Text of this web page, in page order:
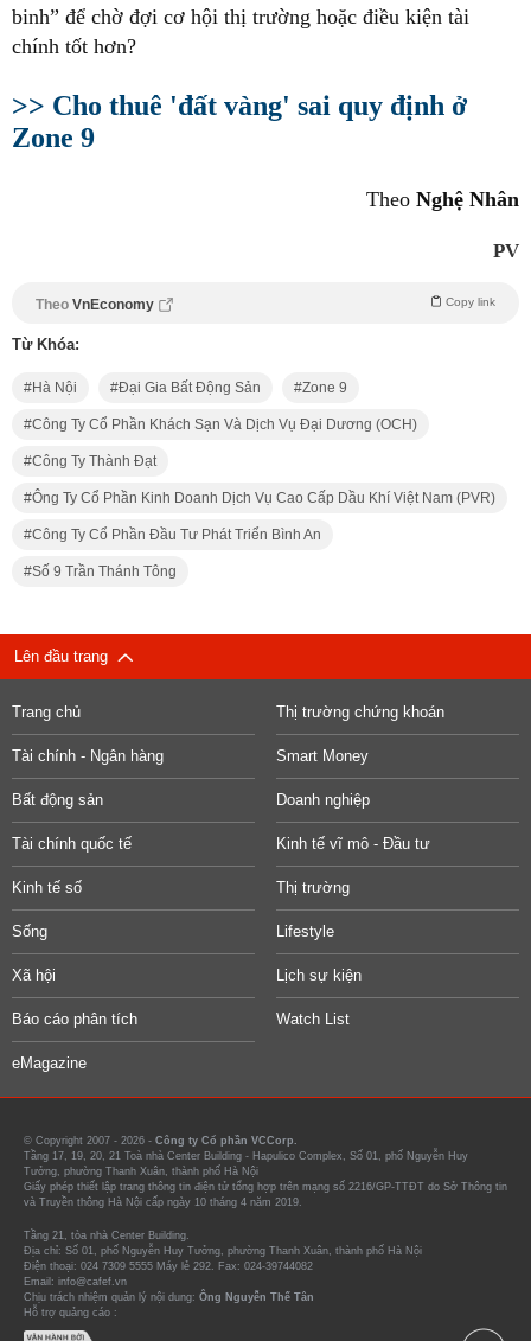
binh” để chờ đợi cơ hội thị trường hoặc điều kiện tài
chính tốt hơn?
>> Cho thuê 'đất vàng' sai quy định ở
Zone 9
Theo Nghệ Nhân
PV
Theo VnEconomy Copy link
Từ Khóa:
Hà Nội Đại Gia Bất Động Sản Zone 9
Công Ty Cổ Phần Khách Sạn Và Dịch Vụ Đại Dương (OCH)
Công Ty Thành Đạt
Ông Ty Cổ Phần Kinh Doanh Dịch Vụ Cao Cấp Dầu Khí Việt Nam (PVR)
Công Ty Cổ Phần Đầu Tư Phát Triển Bình An
Số 9 Trần Thánh Tông
Lên đầu trang
Trang chủ Thị trường chứng khoán
Tài chính - Ngân hàng Smart Money
Bất động sản Doanh nghiệp
Tài chính quốc tế Kinh tế vĩ mô - Đầu tư
Kinh tế số Thị trường
Sống Lifestyle
Xã hội Lịch sự kiện
Báo cáo phân tích Watch List
eMagazine
© Copyright 2007 - 2026 - Công ty Cổ phần VCCorp.
Tầng 17, 19, 20, 21 Toà nhà Center Building - Hapulico Complex, Số 01, phố Nguyễn Huy
Tưởng, phường Thanh Xuân, thành phố Hà Nội
Giấy phép thiết lập trang thông tin điện tử tổng hợp trên mạng số 2216/GP-TTĐT do Sở Thông tin
và Truyền thông Hà Nội cấp ngày 10 tháng 4 năm 2019.
Tầng 21, tòa nhà Center Building.
Địa chỉ: Số 01, phố Nguyễn Huy Tưởng, phường Thanh Xuân, thành phố Hà Nội
Điện thoại: 024 7309 5555 Máy lẻ 292. Fax: 024-39744082
Email: info@cafef.vn
Chịu trách nhiệm quản lý nội dung: Ông Nguyễn Thế Tân
Hỗ trợ quảng cáo :